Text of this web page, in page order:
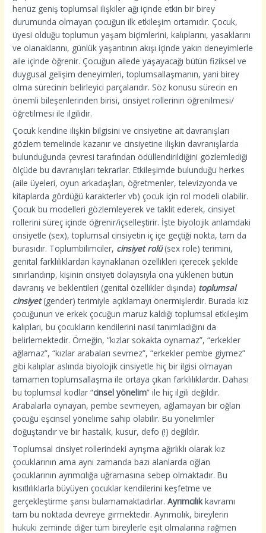
henüz geniş toplumsal ilişkiler ağı içinde etkin bir birey
durumunda olmayan çocuğun ilk etkileşim ortamıdır. Çocuk,
üyesi olduğu toplumun yaşam biçimlerini, kalıplarını, yasaklarını
ve olanaklarını, günlük yaşantının akışı içinde yakın deneyimlerle
aile içinde öğrenir. Çocuğun ailede yaşayacağı bütün fiziksel ve
duygusal gelişim deneyimleri, toplumsallaşmanın, yani birey
olma sürecinin belirleyici parçalarıdır. Söz konusu sürecin en
önemli bileşenlerinden birisi, cinsiyet rollerinin öğrenilmesi/
öğretilmesi ile ilgilidir.
Çocuk kendine ilişkin bilgisini ve cinsiyetine ait davranışları
gözlem temelinde kazanır ve cinsiyetine ilişkin davranışlarda
bulunduğunda çevresi tarafından ödüllendirildiğini gözlemlediği
ölçüde bu davranışları tekrarlar. Etkileşimde bulunduğu herkes
(aile üyeleri, oyun arkadaşları, öğretmenler, televizyonda ve
kitaplarda gördüğü karakterler vb) çocuk için rol modeli olabilir.
Çocuk bu modelleri gözlemleyerek ve taklit ederek, cinsiyet
rollerini süreç içinde öğrenir/içselleştirir. İşte biyolojik anlamdaki
cinsiyetle (sex), toplumsal cinsiyetin iç içe geçtiği nokta, tam da
burasıdır. Toplumbilimciler, cinsiyet rolü(sex role) terimini,
genital farklılıklardan kaynaklanan özellikleri içerecek şekilde
sınırlandırıp, kişinin cinsiyeti dolayısıyla ona yüklenen bütün
davranış ve beklentileri (genital özellikler dışında) toplumsal
cinsiyet(gender) terimiyle açıklamayı önermişlerdir. Burada kız
çocuğunun ve erkek çocuğun maruz kaldığı toplumsal etkileşim
kalıpları, bu çocukların kendilerini nasıl tanımladığını da
belirlemektedir. Örneğin, “kızlar sokakta oynamaz”, “erkekler
ağlamaz”, “kızlar arabaları sevmez”, “erkekler pembe giymez”
gibi kalıplar aslında biyolojik cinsiyetle hiç bir ilgisi olmayan
tamamen toplumsallaşma ile ortaya çıkan farklılıklardır. Dahası
bu toplumsal kodlar “cinsel yönelim” ile hiç ilgili değildir.
Arabalarla oynayan, pembe sevmeyen, ağlamayan bir oğlan
çocuğu eşcinsel yönelime sahip olabilir. Bu yönelimler
doğuştandır ve bir hastalık, kusur, defo (!) değildir.
Toplumsal cinsiyet rollerindeki ayrışma ağırlıklı olarak kız
çocuklarının ama aynı zamanda bazı alanlarda oğlan
çocuklarının ayrımcılığa uğramasına sebep olmaktadır. Bu
kısıtlılıklarla büyüyen çocuklar kendilerini keşfetme ve
gerçekleştirme şansı bulamamaktadırlar.Ayrımcılıkkavramı
tam bu noktada devreye girmektedir. Ayrımcılık, bireylerin
hukuki zeminde diğer tüm bireylerle eşit olmalarına rağmen